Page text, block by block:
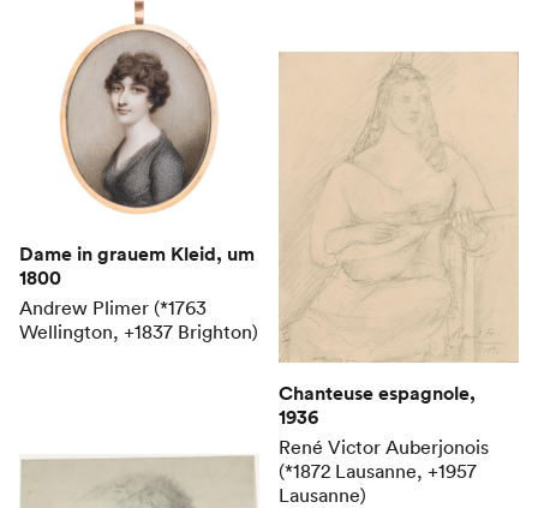
Dame in grauem Kleid, um
1800
Andrew Plimer (*1763
Wellington, +1837 Brighton)
Chanteuse espagnole,
1936
René Victor Auberjonois
(*1872 Lausanne, +1957
Lausanne)